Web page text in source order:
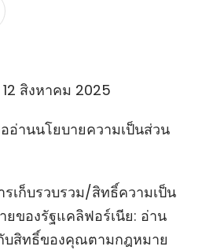
สิงหาคม 2025
ออ่านนโยบายความเป็นส่วน
เก็บรวบรวม/สิทธิ์ความเป็น
ของรัฐแคลิฟอร์เนีย: อ่าน
บสิทธิ์ของคุณตามกฎหมาย